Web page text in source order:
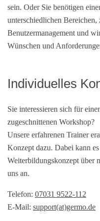
sein. Oder Sie benötigen
unterschiedlichen
Benutzermanagement und
Wünschen und
Individuelles
Sie interessieren sich für
zugeschnittenen Workshop?
Unsere erfahrenen Trainer
Konzept dazu. Dabei kann
Weiterbildungskonzept über
uns an.
Telefon: 07031 9522-112
E-Mail: support(at)germo.de